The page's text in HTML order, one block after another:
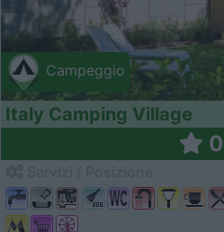
Campeggio
Italy Camping Village
0